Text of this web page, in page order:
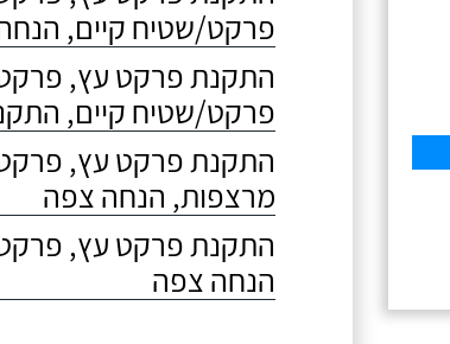
פרקט/שטיח קיים,
התקנת פרקט עץ,
פרקט/שטיח קיים,
התקנת פרקט עץ,
מרצפות, הנחה צפה
התקנת פרקט עץ, פרקט
הנחה צפה